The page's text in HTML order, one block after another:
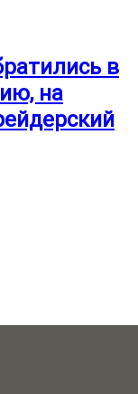
в
на